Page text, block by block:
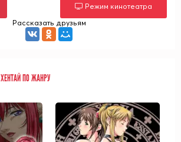
Режим кинотеатра
Рассказать друзьям
ХЕНТАЙ ПО ЖАНРУ